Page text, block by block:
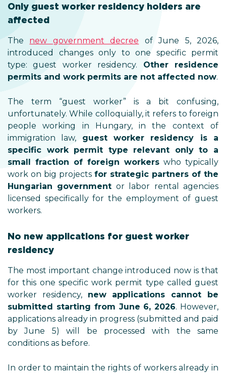
Only guest worker residency holders are
affected
The new government decree of June 5, 2026,
introduced changes only to one specific permit
type: guest worker residency. Other residence
permits and work permits are not affected now.
The term “guest worker” is a bit confusing,
unfortunately. While colloquially, it refers to foreign
people working in Hungary, in the context of
immigration law, guest worker residency is a
specific work permit type relevant only to a
small fraction of foreign workers who typically
work on big projects for strategic partners of the
Hungarian government or labor rental agencies
licensed specifically for the employment of guest
workers.
No new applications for guest worker
residency
The most important change introduced now is that
for this one specific work permit type called guest
worker residency, new applications cannot be
submitted starting from June 6, 2026. However,
applications already in progress (submitted and paid
by June 5) will be processed with the same
conditions as before.
In order to maintain the rights of workers already in